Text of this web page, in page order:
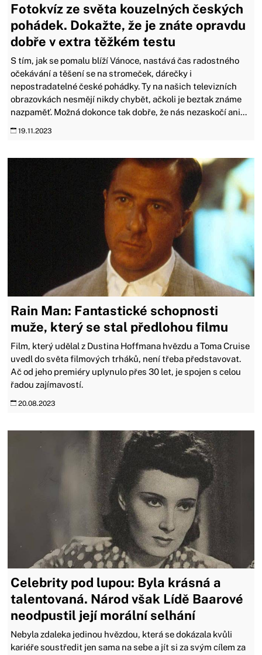
Fotokvíz ze světa kouzelných českých
pohádek. Dokažte, že je znáte opravdu
dobře v extra těžkém testu
S tím, jak se pomalu blíží Vánoce, nastává čas radostného
očekávání a těšení se na stromeček, dárečky i
nepostradatelné české pohádky. Ty na našich televizních
obrazovkách nesmějí nikdy chybět, ačkoli je beztak známe
nazpaměť. Možná dokonce tak dobře, že nás nezaskočí ani...
19.11.2023
Rain Man: Fantastické schopnosti
muže, který se stal předlohou filmu
Film, který udělal z Dustina Hoffmana hvězdu a Toma Cruise
uvedl do světa filmových trháků, není třeba představovat.
Ač od jeho premiéry uplynulo přes 30 let, je spojen s celou
řadou zajímavostí.
20.08.2023
Celebrity pod lupou: Byla krásná a
talentovaná. Národ však Lídě Baarové
neodpustil její morální selhání
Nebyla zdaleka jedinou hvězdou, která se dokázala kvůli
kariéře soustředit jen sama na sebe a jít si za svým cílem za